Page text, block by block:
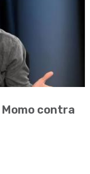
contra